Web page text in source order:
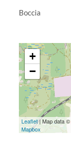
Boccia
+
−
Leaflet| Map data ©
Mapbox